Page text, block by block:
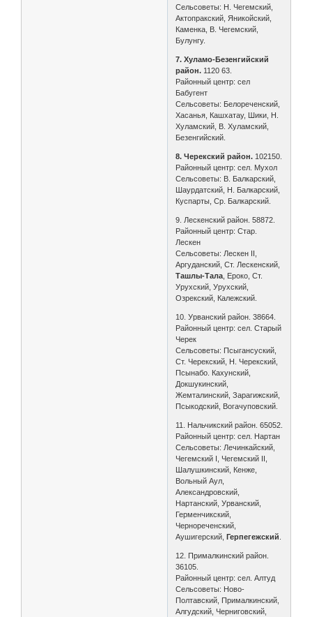
Сельсоветы: Н. Чегемский,
Актопракский, Яникойский,
Каменка, В. Чегемский,
Булунгу.
7. Хуламо-Безенгийский
район. 1120 63.
Районный центр: сел
Бабугент
Сельсоветы: Белореченский,
Хасанья, Кашхатау, Шики, Н.
Хуламский, В. Хуламский,
Безенгийский.
8. Черекский район. 102150.
Районный центр: сел. Мухол
Сельсоветы: В. Балкарский,
Шаурдатский, Н. Балкарский,
Куспарты, Ср. Балкарский.
9. Лескенский район. 58872.
Районный центр: Стар.
Лескен
Сельсоветы: Лескен II,
Аргуданский, Ст. Лескенский,
Ташлы-Тала, Ероко, Ст.
Урухский, Урухский,
Озрекский, Калежский.
10. Урванский район. 38664.
Районный центр: сел. Старый
Черек
Сельсоветы: Псыгансуский,
Ст. Черекский, Н. Черекский,
Псынабо. Кахунский,
Докшукинский,
Жемталинский, Зарагижский,
Псыкодский, Вогачуповский.
11. Нальчикский район. 65052.
Районный центр: сел. Нартан
Сельсоветы: Лечинкайский,
Чегемский I, Чегемский II,
Шалушкинский, Кенже,
Вольный Аул,
Александровский,
Нартанский, Урванский,
Герменчикский,
Чернореченский,
Аушигерский, Герпегежский.
12. Прималкинский район.
36105.
Районный центр: сел. Алтуд
Сельсоветы: Ново-
Полтавский, Прималкинский,
Алгудский, Черниговский,